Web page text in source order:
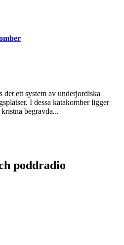
ett system av underjordiska
I dessa katakomber ligger
begravda...
poddradio